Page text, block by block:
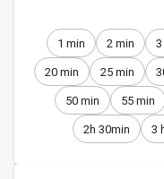
1 min 2 min 3
20 min 25 min
50 min 55 min
2h 30min 3